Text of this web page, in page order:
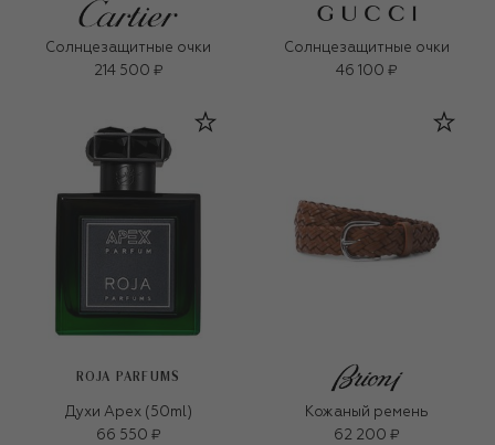
Солнцезащитные очки
214 500 ₽
Солнцезащитные очки
46 100 ₽
ROJA PARFUMS
Духи Apex (50ml)
66 550 ₽
Кожаный ремень
62 200 ₽